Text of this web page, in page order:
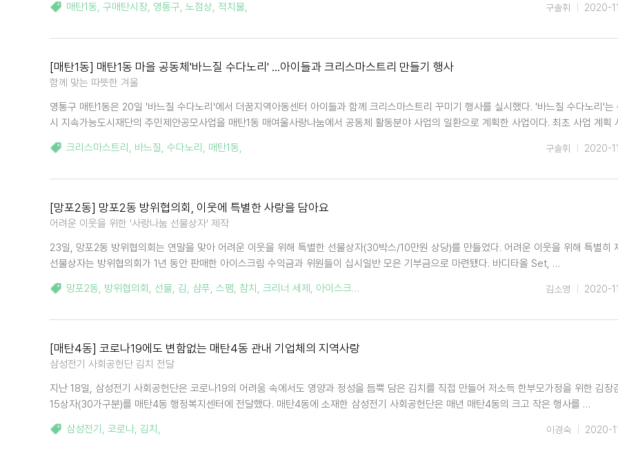
매탄1동, 구매탄시장, 영통구, 노점상, 적치물, 2020-
구솔휘
[매탄1동] 매탄1동 마을 공동체'바느질 수다노리' ...아이들과 크리스마스트리 만들기 행사
함께 맞는 따뜻한 겨울
영통구 매탄1동은 20일 '바느질 수다노리'에서 더꿈지역아동센터 아이들과 함께 크리스마스트리 꾸미기 행사를 실시했다. '바느질 수다노리'는
시 지속가능도시재단의 주민제안공모사업을 매탄1동 매여울사랑나눔에서 공동체 활동분야 사업의 일환으로 계획한 사업이다. 최초 사업 계획
크리스마스트리 , 바느질, 수다노리 , 매탄1동, 2020-
구솔휘
[망포2동] 망포2동 방위협의회, 이웃에 특별한 사랑을 담아요
어려운 이웃을 위한 '사랑나눔 선물상자' 제작
23일, 망포2동 방위협의회는 연말을 맞아 어려운 이웃을 위해 특별한 선물상자(30박스/10만원 상당)를 만들었다. 어려운 이웃을 위해 특별히
선물상자는 방위협의회가 1년 동안 판매한 아이스크림 수익금과 위원들이 십시일반 모은 기부금으로 마련됐다. 바디타올 Set, …
망포2동, 방위협의회 , 선물, 김, 샴푸, 스팸, 참치 , 크리너 세제 , 아이스크림 2020-
김소영
[매탄4동] 코로나19에도 변함없는 매탄4동 관내 기업체의 지역사랑
삼성전기 사회공헌단 김치 전달
지난 18일, 삼성전기 사회공헌단은 코로나19의 어려움 속에서도 영양과 정성을 듬뿍 담은 김치를 직접 만들어 저소득 한부모가정을 위한 김장
15상자(30가구분)를 매탄4동 행정복지센터에 전달했다. 매탄4동에 소재한 삼성전기 사회공헌단은 매년 매탄4동의 크고 작은 행사를 …
삼성전기 , 코로나, 김치 , 2020-
이경숙